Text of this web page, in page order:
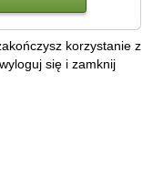
korzystanie z
się i zamknij